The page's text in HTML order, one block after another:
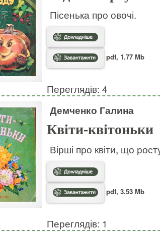
Пісенька про овочі.
pdf, 1.77 Mb
Переглядів: 4
Демченко Галина
Квіти-квітоньки
Вірші про квіти, що
pdf, 3.53 Mb
Переглядів: 1